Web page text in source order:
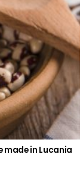
made in Lucania